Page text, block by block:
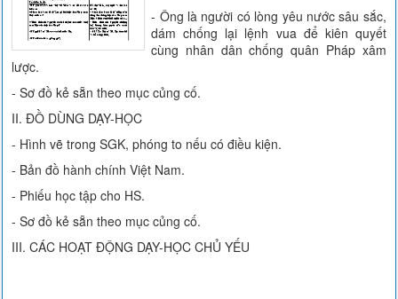
- Ông là người có lòng yêu nước sâu sắc,
dám chống lại lệnh vua để kiên quyết
cùng nhân dân chống quân Pháp xâm
lược.
- Sơ đồ kẻ sẵn theo mục củng cố.
II. ĐỒ DÙNG DẠY-HỌC
- Hình vẽ trong SGK, phóng to nếu có điều kiện.
- Bản đồ hành chính Việt Nam.
- Phiếu học tập cho HS.
- Sơ đồ kẻ sẵn theo mục củng cố.
III. CÁC HOẠT ĐỘNG DẠY-HỌC CHỦ YẾU